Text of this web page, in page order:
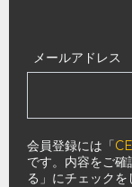
メールアドレス
会員登録には「
です。内容をご
る」にチェックを